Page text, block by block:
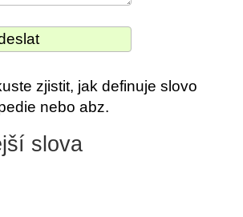
zjistit, jak definuje slovo
nebo abz.
slova